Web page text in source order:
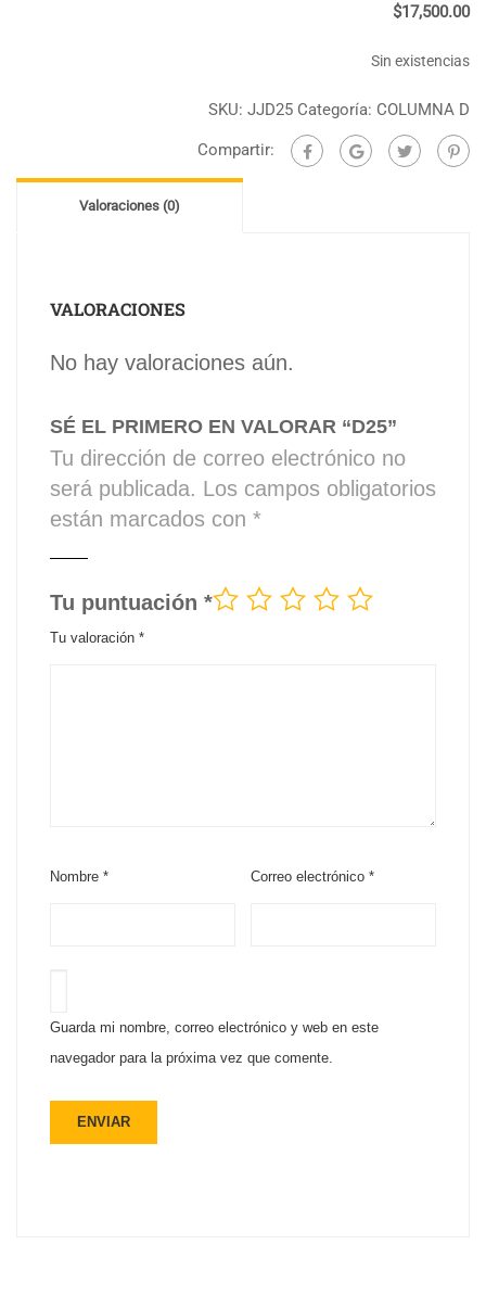
$17,500.00
Sin existencias
SKU: JJD25 Categoría: COLUMNA D
Compartir:
Valoraciones (0)
VALORACIONES
No hay valoraciones aún.
SÉ EL PRIMERO EN VALORAR “D25”
Tu dirección de correo electrónico no
será publicada. Los campos obligatorios
están marcados con *
Tu puntuación *
Tu valoración *
Nombre * Correo electrónico*
Guarda mi nombre, correo electrónico y web en este
navegador para la próxima vez que comente.